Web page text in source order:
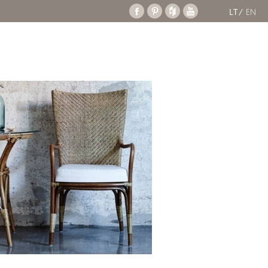
LT EN